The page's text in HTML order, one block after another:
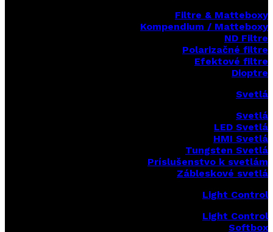
Filtre & Matteboxy
Kompendium / Matteboxy
ND Filtre
Polarizačné filtre
Efektové filtre
Dioptre
Svetlá
Svetlá
LED Svetlá
HMI Svetlá
Tungsten Svetlá
Príslušenstvo k svetlám
Zábleskové svetlá
Light Control
Light Control
Softbox